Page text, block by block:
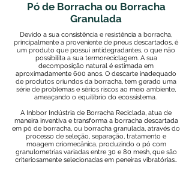
Pó de Borracha ou Borracha
Granulada
Devido a sua consistência e resistência a borracha,
principalmente a proveniente de pneus descartados, é
um produto que possui antidegradantes, o que não
possibilita a sua termoreciclagem. A sua
decomposição natural é estimada em
aproximadamente 600 anos. O descarte inadequado
de produtos oriundos da borracha, tem gerado uma
série de problemas e sérios riscos ao meio ambiente,
ameaçando o equilíbrio do ecossistema.
A Inbbor Indústria de Borracha Reciclada, atua de
maneira inventiva e transforma a borracha descartada
em pó de borracha, ou borracha granulada, através do
processo de seleção, separação, tratamento e
moagem criomecânica, produzindo o pó com
granulometrias variadas entre 30 e 80 mesh, que são
criteriosamente selecionadas em peneiras vibratórias..